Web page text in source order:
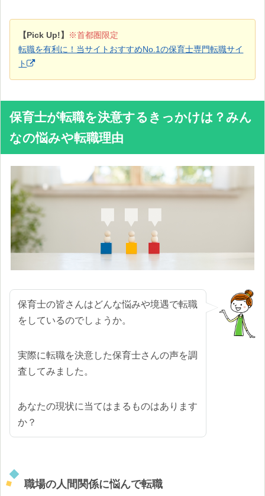
【Pick Up!】
※首都圏限定
転職を有利に！当サイトおすすめNo.1の保育士専門転職サイ
ト
保育士が転職を決意するきっかけは？みん
なの悩みや転職理由
保育士の皆さんはどんな悩みや境遇で転職
をしているのでしょうか。
実際に転職を決意した保育士さんの声を調
査してみました。
あなたの現状に当てはまるものはあります
か？
職場の人間関係に悩んで転職